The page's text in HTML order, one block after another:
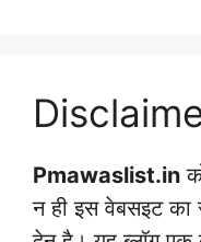
Pmawaslist.in
न ही इस वेबसइट